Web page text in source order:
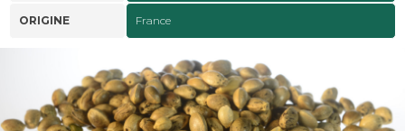
ORIGINE France